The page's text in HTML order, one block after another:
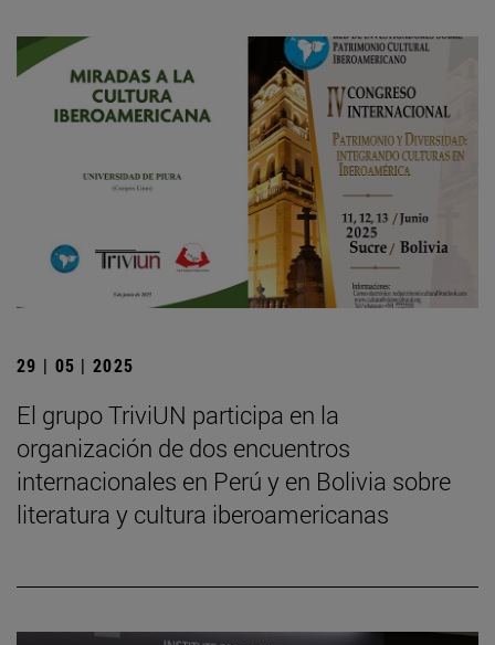
29 | 05 | 2025
El grupo TriviUN participa en la
organización de dos encuentros
internacionales en Perú y en Bolivia sobre
literatura y cultura iberoamericanas